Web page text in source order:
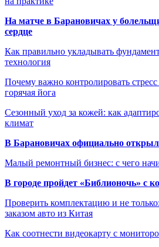
На матче в Барановичах у
сердце
Как правильно укладывать
технология
Почему важно контролировать
горячая йога
Сезонный уход за кожей: как
климат
В Барановичах официально
Малый ремонтный бизнес: с чего
В городе пройдет «Библионочь» с
Проверить комплектацию и не
заказом авто из Китая
Как соотнести видеокарту с